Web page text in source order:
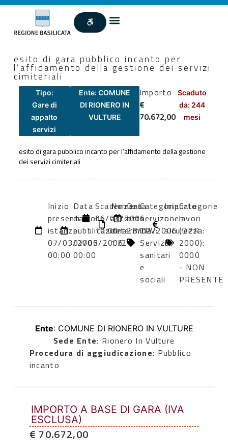
esito di gara pubblico incanto per
l’affidamento della gestione dei servizi
cimiteriali
Tipo:
Gare di
appalto
servizi
Ente: COMUNE
DI RIONERO IN
VULTURE
Importo
€
70.672,00
Scaduto
da: 244
mesi
esito di gara pubblico incanto per l’affidamento della gestione
dei servizi cimiteriali
Inizio
presentazione
istanze:
07/03/2006
00:00
Data
di
pubblicazione:
07/03/2006
00:00
Scadenza:
06/04/2006
10:00
Numero
atto:
determina
172
Data
atto:
28/02/2006
Categoria
servizi
CPV:
Servizi
sanitari
e
sociali
Importo
oneri
sicurezza:
0
Categorie
lavori
(DPR
2000):
0000
- NON
PRESENTE
Ente: COMUNE DI RIONERO IN VULTURE
Sede Ente: Rionero In Vulture
Procedura di aggiudicazione: Pubblico
incanto
IMPORTO A BASE DI GARA (IVA
ESCLUSA)
€ 70.672,00